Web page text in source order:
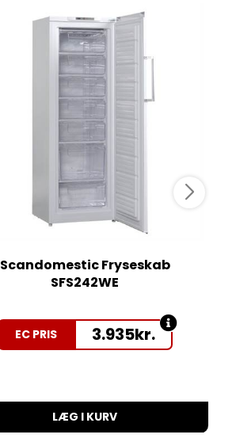
Scandomestic Fryseskab
SFS242WE
EC PRIS 3.935kr.
LÆG I KURV